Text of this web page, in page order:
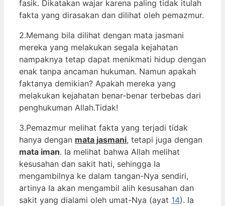
fasik. Dikatakan wajar karena paling tidak itulah
fakta yang dirasakan dan dilihat oleh pemazmur.
2.Memang bila dilihat dengan mata jasmani
mereka yang melakukan segala kejahatan
nampaknya tetap dapat menikmati hidup dengan
enak tanpa ancaman hukuman. Namun apakah
faktanya demikian? Apakah mereka yang
melakukan kejahatan benar-benar terbebas dari
penghukuman Allah.Tidak!
3.Pemazmur melihat fakta yang terjadi tidak
hanya dengan mata jasmani, tetapi juga dengan
mata iman. Ia melihat bahwa Allah melihat
kesusahan dan sakit hati, sehingga Ia
mengambilnya ke dalam tangan-Nya sendiri,
artinya Ia akan mengambil alih kesusahan dan
sakit yang dialami oleh umat-Nya (ayat 14). Ia